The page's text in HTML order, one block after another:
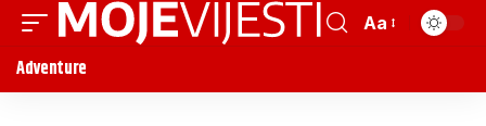
Aa
Adventure